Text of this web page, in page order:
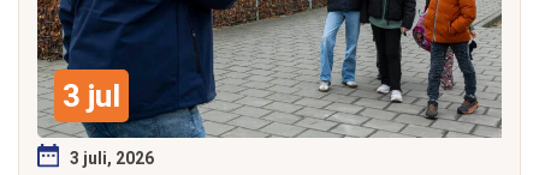
3 jul
3 juli, 2026